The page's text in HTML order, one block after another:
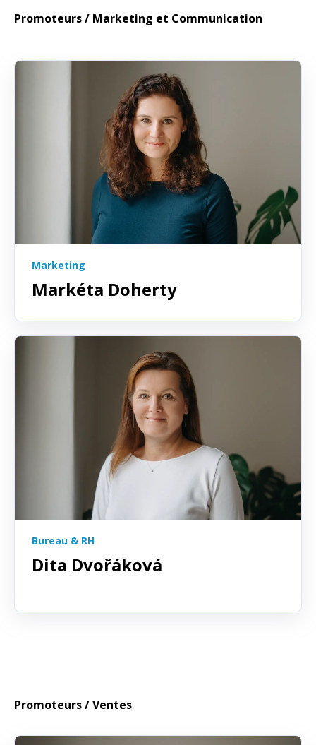
Promoteurs / Marketing et Communication
Marketing
Markéta Doherty
Bureau & RH
Dita Dvořáková
Promoteurs / Ventes